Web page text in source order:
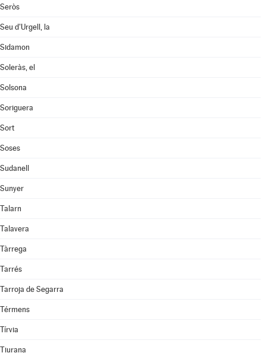
Seròs
Seu d'Urgell, la
Sidamon
Soleràs, el
Solsona
Soriguera
Sort
Soses
Sudanell
Sunyer
Talarn
Talavera
Tàrrega
Tarrés
Tarroja de Segarra
Térmens
Tírvia
Tiurana